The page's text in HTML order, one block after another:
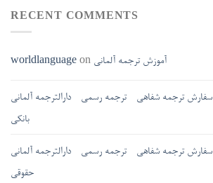
RECENT COMMENTS
worldlanguage on آموزش ترجمه آلمانی
سفارش ترجمه شفاهی - ترجمه رسمی - دارالترجمه آلمانی
بانکی
سفارش ترجمه شفاهی - ترجمه رسمی - دارالترجمه آلمانی
حقوقی